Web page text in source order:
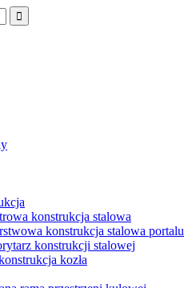
konstrukcja stalowa
konstrukcja stalowa portalu
konstrukcji stalowej
kozła